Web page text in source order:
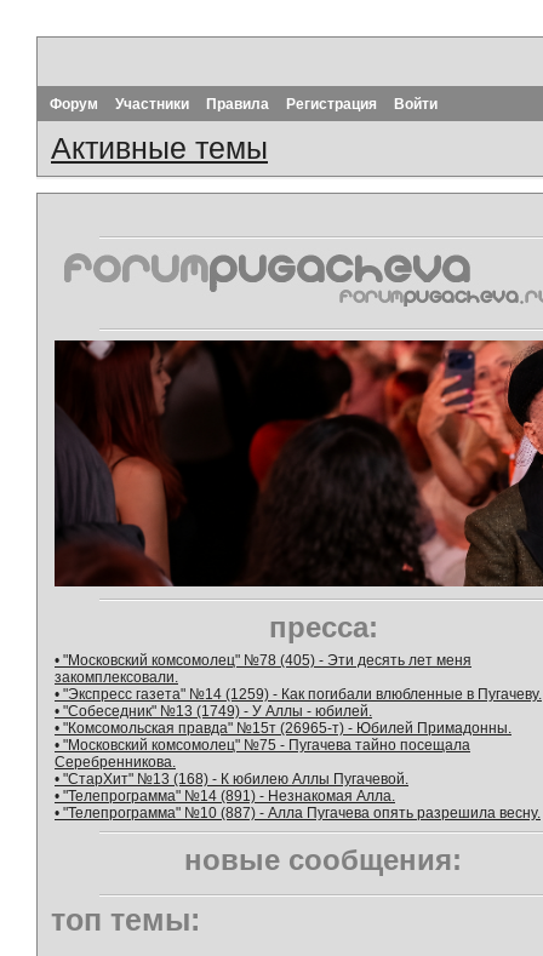
Форум Участники Правила Регистрация Войти
Активные темы
пресса:
• "Московский комсомолец" №78 (405) - Эти десять лет меня
закомплексовали.
• "Экспресс газета" №14 (1259) - Как погибали влюбленные в Пугачеву.
• "Собеседник" №13 (1749) - У Аллы - юбилей.
• "Комсомольская правда" №15т (26965-т) - Юбилей Примадонны.
• "Московский комсомолец" №75 - Пугачева тайно посещала
Серебренникова.
• "СтарХит" №13 (168) - К юбилею Аллы Пугачевой.
• "Телепрограмма" №14 (891) - Незнакомая Алла.
• "Телепрограмма" №10 (887) - Алла Пугачева опять разрешила весну.
новые сообщения:
топ темы: